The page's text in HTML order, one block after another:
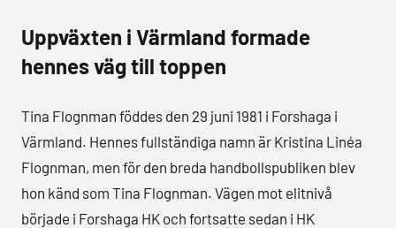
Uppväxten i Värmland formade
hennes väg till toppen
Tina Flognman föddes den 29 juni 1981 i Forshaga i
Värmland. Hennes fullständiga namn är Kristina Linéa
Flognman, men för den breda handbollspubliken blev
hon känd som Tina Flognman. Vägen mot elitnivå
började i Forshaga HK och fortsatte sedan i HK